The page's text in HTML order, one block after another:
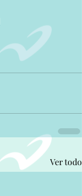
Ver todo